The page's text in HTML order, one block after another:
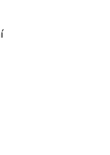
hvězdiček.